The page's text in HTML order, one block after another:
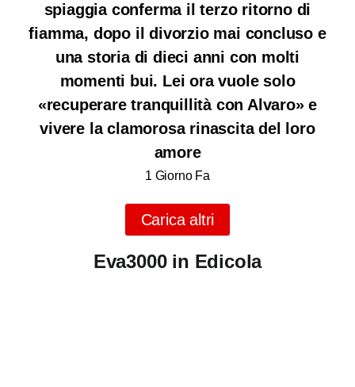
spiaggia conferma il terzo ritorno di
fiamma, dopo il divorzio mai concluso e
una storia di dieci anni con molti
momenti bui. Lei ora vuole solo
«recuperare tranquillità con Alvaro» e
vivere la clamorosa rinascita del loro
amore
1 Giorno Fa
Carica altri
Eva3000 in Edicola